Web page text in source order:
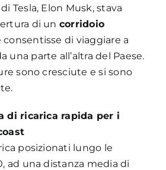
Tesla, Elon Musk, stava
di un corridoio
consentisse di viaggiare a
una parte all’altra del Paese.
sono cresciute e si sono
di ricarica rapida per i
posizionati lungo le
ad una distanza media di